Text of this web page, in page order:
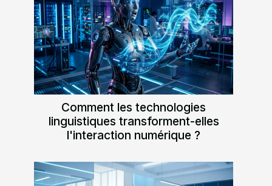
Comment les technologies
linguistiques transforment-elles
l'interaction numérique ?